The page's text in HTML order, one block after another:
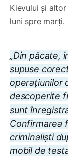
Kievului și
luni spre marți.
„Din păcate,
supuse
operațiunilor
descoperite
sunt
Confirmarea
criminaliști
mobil de